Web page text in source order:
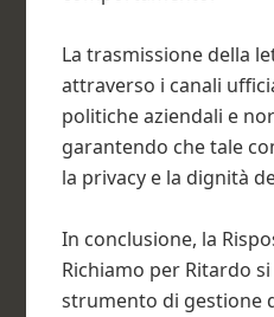
La trasmissione della
attraverso i canali
politiche aziendali e
garantendo che tale
la privacy e la dignità
In conclusione, la
Richiamo per Ritardo
strumento di gestione